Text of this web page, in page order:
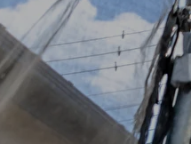
よく
ブロ